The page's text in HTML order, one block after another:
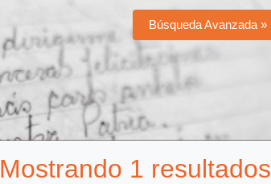
Búsqueda Avanzada »
Mostrando 1 resultados